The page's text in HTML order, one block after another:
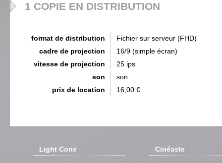
1 COPIE EN DISTRIBUTION
format de distribution
Fichier sur serveur (FHD)
cadre de projection
16/9 (simple écran)
vitesse de projection
25 ips
son
son
prix de location
16,00 €
Light Cone Cinéaste